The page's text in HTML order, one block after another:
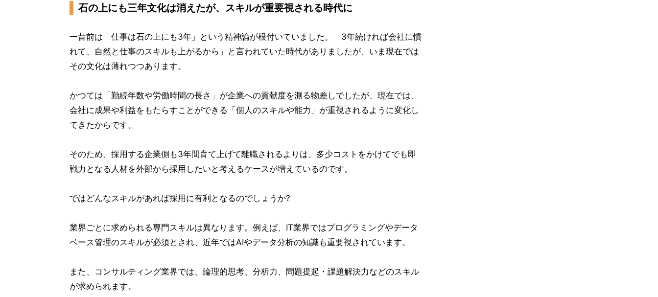
石の上にも三年文化は消えたが、スキルが重要視される時代に
一昔前は「仕事は石の上にも3年」という精神論が根付いていました。「3年続ければ会社に慣
れて、自然と仕事のスキルも上がるから」と言われていた時代がありましたが、いま現在では
その文化は薄れつつあります。
かつては「勤続年数や労働時間の長さ」が企業への貢献度を測る物差しでしたが、現在では、
会社に成果や利益をもたらすことができる「個人のスキルや能力」が重視されるように変化し
てきたからです。
そのため、採用する企業側も3年間育て上げて離職されるよりは、多少コストをかけてでも即
戦力となる人材を外部から採用したいと考えるケースが増えているのです。
ではどんなスキルがあれば採用に有利となるのでしょうか?
業界ごとに求められる専門スキルは異なります。例えば、IT業界ではプログラミングやデータ
ベース管理のスキルが必須とされ、近年ではAIやデータ分析の知識も重要視されています。
また、コンサルティング業界では、論理的思考、分析力、問題提起・課題解決力などのスキル
が求められます。